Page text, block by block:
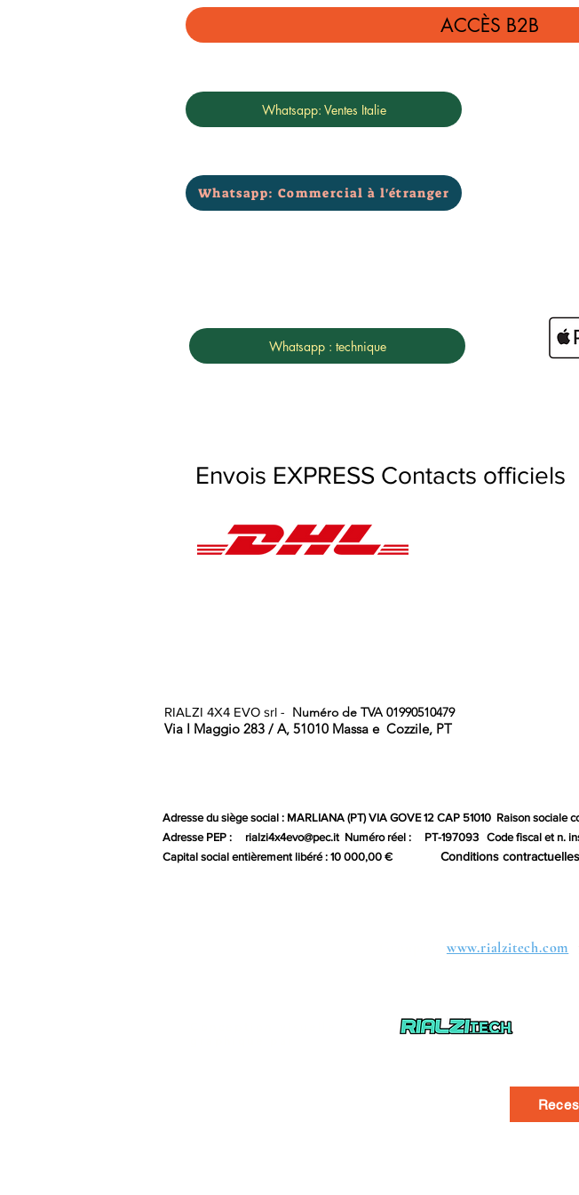
ACCÈS B2B
Whatsapp: Ventes Italie
Whatsapp: Commercial à l'étranger
Whatsapp : technique
Envois EXPRESS Contacts officiels
RIALZI 4X4 EVO srl - Numéro de TVA 01990510479
Via I Maggio 283 / A, 51010 Massa e Cozzile, PT
Adresse du siège social : MARLIANA (PT) VIA GOVE 12 CAP 51010 Raison sociale
Adresse PEP :
rialzi4x4evo@pec.it Numéro réel : PT-197093 Code fiscal et n.
Capital social entièrement libéré : 10 000,00 €
Conditions contractuelles
www.rialzitech.com